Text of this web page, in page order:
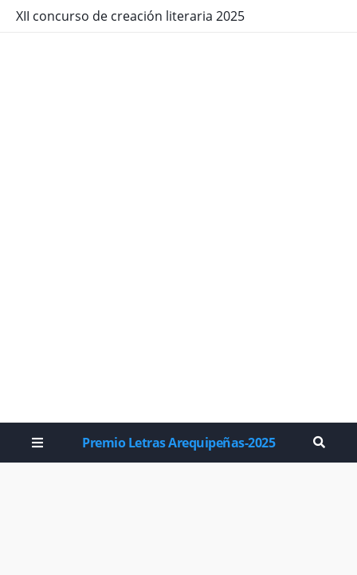
XII concurso de creación literaria 2025
Premio Letras Arequipeñas-2025